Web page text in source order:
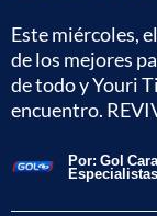
Este miércoles,
de los mejores
de todo y Youri
encuentro.
Por: Gol